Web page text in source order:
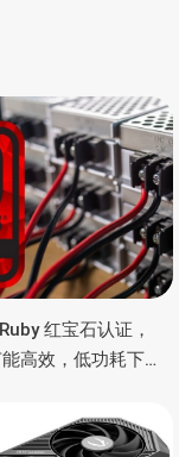
红宝石认证，
高效，低功耗下